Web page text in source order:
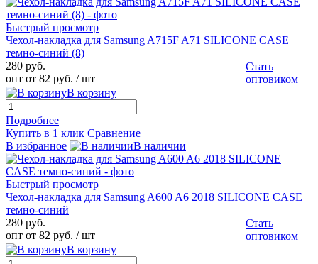
Быстрый просмотр
Чехол-накладка для Samsung A715F A71 SILICONE CASE
темно-синий (8)
280 руб.
опт от 82 руб. / шт
Стать
оптовиком
В корзину
Подробнее
Купить в 1 клик Сравнение
В избранное
В наличии
Быстрый просмотр
Чехол-накладка для Samsung A600 A6 2018 SILICONE CASE
темно-синий
280 руб.
опт от 82 руб. / шт
Стать
оптовиком
В корзину